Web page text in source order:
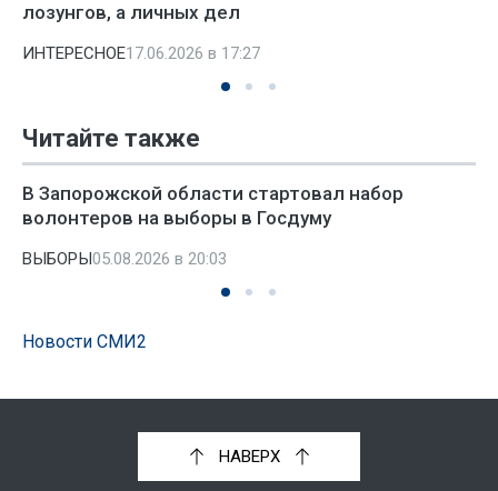
лозунгов, а личных дел
ИНТЕРЕСНОЕ17.06.2026 в 17:27
Читайте также
В Запорожской области стартовал набор
волонтеров на выборы в Госдуму
ВЫБОРЫ05.08.2026 в 20:03
Новости СМИ2
НАВЕРХ